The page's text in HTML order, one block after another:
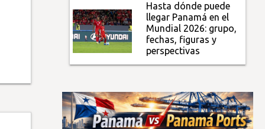
Hasta dónde puede
llegar Panamá en el
Mundial 2026: grupo,
fechas, figuras y
perspectivas